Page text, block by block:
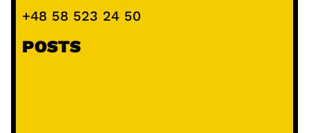
+48 58 523 24 50
POSTS